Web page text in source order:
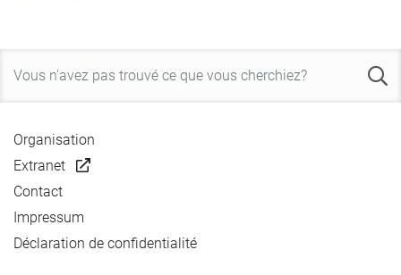
Organisation
Extranet
Contact
Impressum
Déclaration de confidentialité